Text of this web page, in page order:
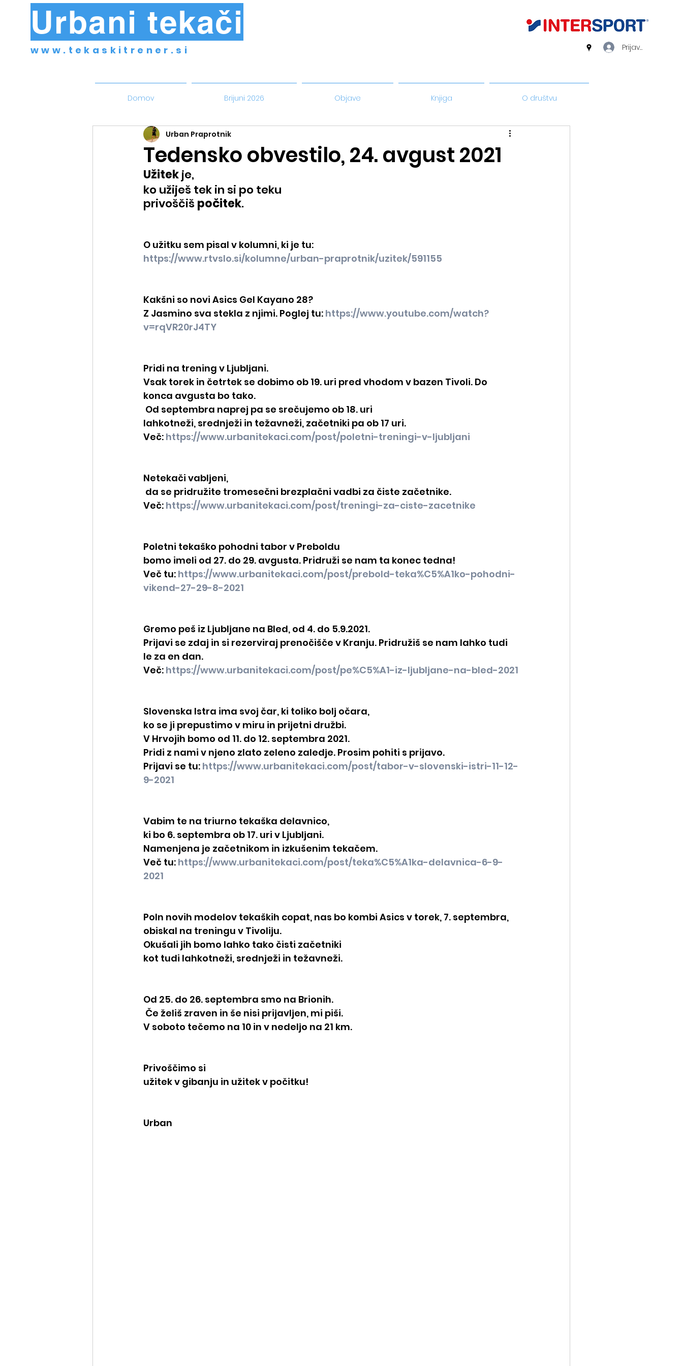
Urbani tekači
www.tekaskitrener.si Prijava
Domov Brijuni 2026 Objave Knjiga O društvu
Tedensko obvestilo, 24. avgust 2021
Urban Praprotnik
Užitek je,
ko užiješ tek in si po teku
privoščiš počitek.
O užitku sem pisal v kolumni, ki je tu:
https://www.rtvslo.si/kolumne/urban-praprotnik/uzitek/591155
Kakšni so novi Asics Gel Kayano 28?
Z Jasmino sva stekla z njimi. Poglej tu: https://www.youtube.com/watch?
v=rqVR20rJ4TY
Pridi na trening v Ljubljani.
Vsak torek in četrtek se dobimo ob 19. uri pred vhodom v bazen Tivoli. Do
konca avgusta bo tako.
Od septembra naprej pa se srečujemo ob 18. uri
lahkotneži, srednježi in težavneži, začetniki pa ob 17 uri.
Več: https://www.urbanitekaci.com/post/poletni-treningi-v-ljubljani
Netekači vabljeni,
da se pridružite tromesečni brezplačni vadbi za čiste začetnike.
Več: https://www.urbanitekaci.com/post/treningi-za-ciste-zacetnike
Poletni tekaško pohodni tabor v Preboldu
bomo imeli od 27. do 29. avgusta. Pridruži se nam ta konec tedna!
Več tu: https://www.urbanitekaci.com/post/prebold-teka%C5%A1ko-pohodni-
vikend-27-29-8-2021
Gremo peš iz Ljubljane na Bled, od 4. do 5.9.2021.
Prijavi se zdaj in si rezerviraj prenočišče v Kranju. Pridružiš se nam lahko tudi
le za en dan.
Več: https://www.urbanitekaci.com/post/pe%C5%A1-iz-ljubljane-na-bled-2021
Slovenska Istra ima svoj čar, ki toliko bolj očara,
ko se ji prepustimo v miru in prijetni družbi.
V Hrvojih bomo od 11. do 12. septembra 2021.
Pridi z nami v njeno zlato zeleno zaledje. Prosim pohiti s prijavo.
Prijavi se tu: https://www.urbanitekaci.com/post/tabor-v-slovenski-istri-11-12-
9-2021
Vabim te na triurno tekaška delavnico,
ki bo 6. septembra ob 17. uri v Ljubljani.
Namenjena je začetnikom in izkušenim tekačem.
Več tu: https://www.urbanitekaci.com/post/teka%C5%A1ka-delavnica-6-9-
2021
Poln novih modelov tekaških copat, nas bo kombi Asics v torek, 7. septembra,
obiskal na treningu v Tivoliju.
Okušali jih bomo lahko tako čisti začetniki
kot tudi lahkotneži, srednježi in težavneži.
Od 25. do 26. septembra smo na Brionih.
Če želiš zraven in še nisi prijavljen, mi piši.
V soboto tečemo na 10 in v nedeljo na 21 km.
Privoščimo si
užitek v gibanju in užitek v počitku!
Urban